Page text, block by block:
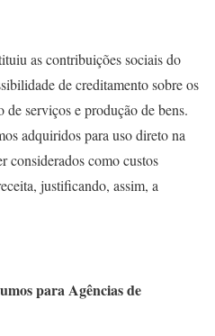
as contribuições sociais do
de creditamento sobre os
serviços e produção de bens.
adquiridos para uso direto na
considerados como custos
justificando, assim, a
para Agências de